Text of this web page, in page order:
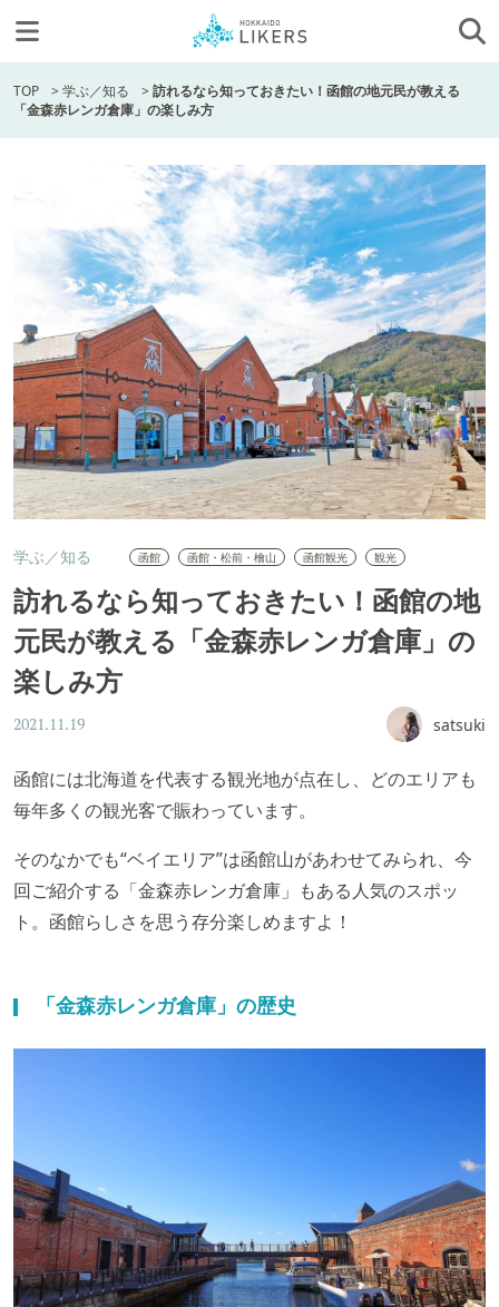
TOP >学ぶ／知る >訪れるなら知っておきたい！函館の地元民が教える
「金森赤レンガ倉庫」の楽しみ方
学ぶ／知る 函館 函館・松前・檜山 函館観光 観光
訪れるなら知っておきたい！函館の地
元民が教える「金森赤レンガ倉庫」の
楽しみ方
2021.11.19 satsuki
函館には北海道を代表する観光地が点在し、どのエリアも
毎年多くの観光客で賑わっています。
そのなかでも“ベイエリア”は函館山があわせてみられ、今
回ご紹介する「金森赤レンガ倉庫」もある人気のスポッ
ト。函館らしさを思う存分楽しめますよ！
「金森赤レンガ倉庫」の歴史